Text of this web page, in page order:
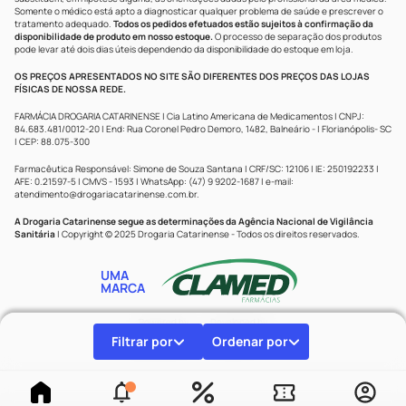
Filtrar por Ordenar por
Somente o médico está apto a diagnosticar qualquer problema de saúde e prescrever o
tratamento adequado. Todos os pedidos efetuados estão sujeitos à confirmação da
disponibilidade de produto em nosso estoque.O processo de separação dos produtos
pode levar até dois dias úteis dependendo da disponibilidade do estoque em loja.
OS PREÇOS APRESENTADOS NO SITE SÃO DIFERENTES DOS PREÇOS DAS LOJAS
FÍSICAS DE NOSSA REDE.
FARMÁCIA DROGARIA CATARINENSE | Cia Latino Americana de Medicamentos | CNPJ:
84.683.481/0012-20 | End: Rua Coronel Pedro Demoro, 1482, Balneário - | Florianópolis- SC
| CEP: 88.075-300
Farmacêutica Responsável: Simone de Souza Santana | CRF/SC: 12106 | IE: 250192233 |
AFE: 0.21597-5 | CMVS - 1593 | WhatsApp: (47) 9 9202-1687 | e-mail:
atendimento@drogariacatarinense.com.br.
A Drogaria Catarinense segue as determinações da Agência Nacional de Vigilância
Sanitária | Copyright © 2025 Drogaria Catarinense - Todos os direitos reservados.
UMA
MARCA
Powered by Developed by